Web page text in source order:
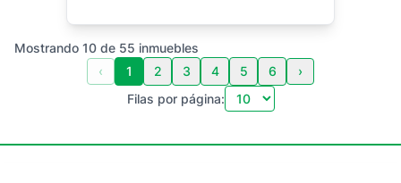
Mostrando 10 de 55 inmuebles
‹
1 2 3 4 5 6
›
Filas por página: